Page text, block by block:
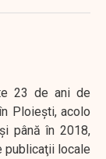
23 de ani de
Ploieşti, acolo
până în 2018,
publicaţii locale